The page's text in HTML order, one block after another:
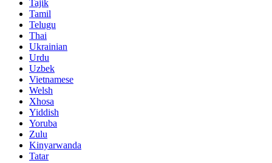
Tajik
Tamil
Telugu
Thai
Ukrainian
Urdu
Uzbek
Vietnamese
Welsh
Xhosa
Yiddish
Yoruba
Zulu
Kinyarwanda
Tatar